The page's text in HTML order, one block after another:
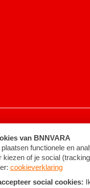
Algemene